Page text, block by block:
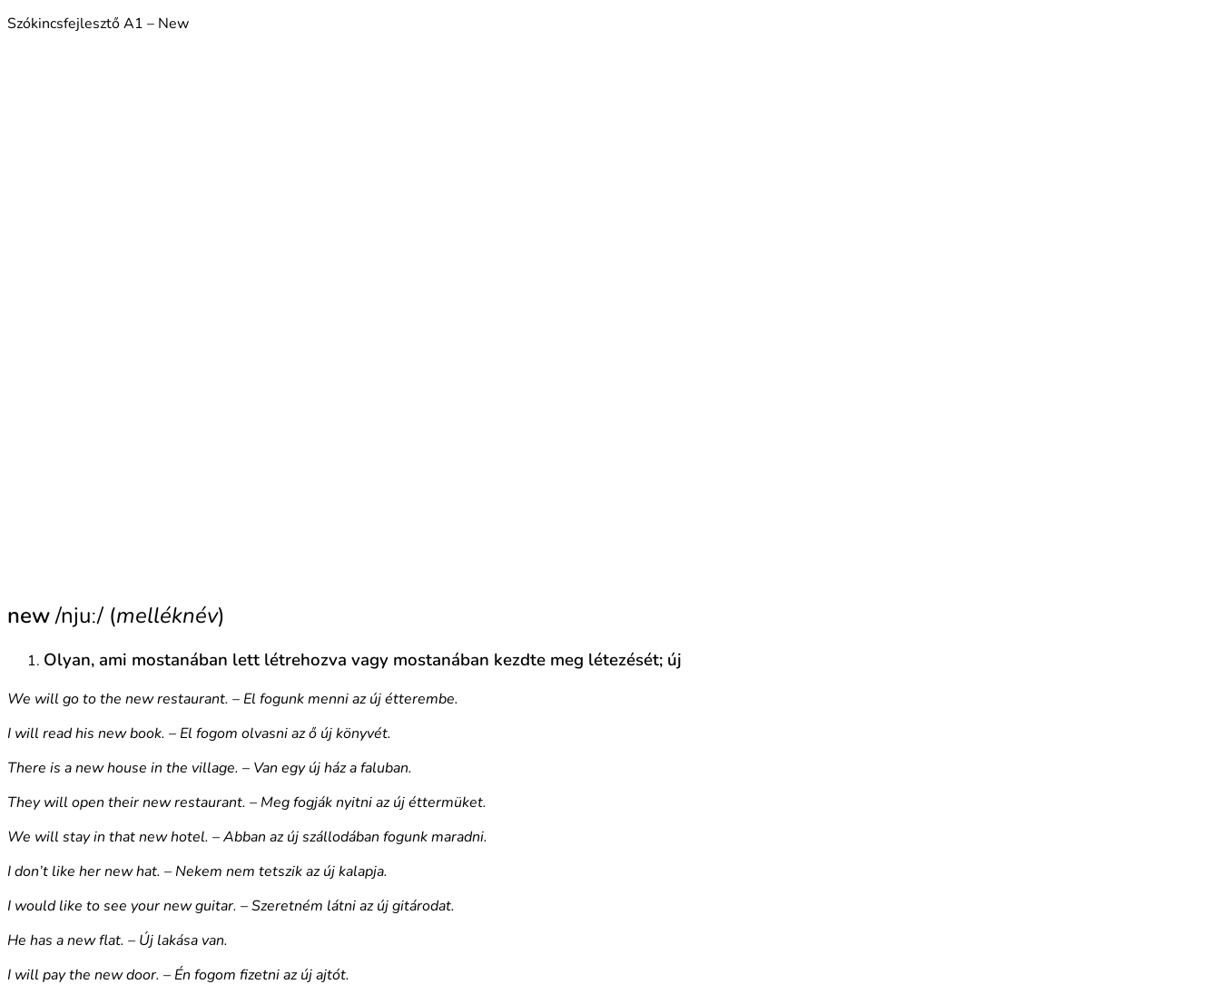
Szókincsfejlesztő A1 – New
new/njuː/ (melléknév)
Olyan, ami mostanában lett létrehozva vagy mostanában kezdte meg létezését; új
We will go to the new restaurant. – El fogunk menni az új étterembe.
I will read his new book. – El fogom olvasni az ő új könyvét.
There is a new house in the village. – Van egy új ház a faluban.
They will open their new restaurant. – Meg fogják nyitni az új éttermüket.
We will stay in that new hotel. – Abban az új szállodában fogunk maradni.
I don’t like her new hat. – Nekem nem tetszik az új kalapja.
I would like to see your new guitar. – Szeretném látni az új gitárodat.
He has a new flat. – Új lakása van.
I will pay the new door. – Én fogom fizetni az új ajtót.